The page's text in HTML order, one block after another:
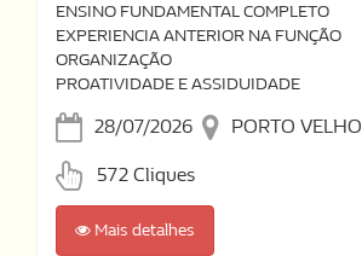
ENSINO FUNDAMENTAL COMPLETO
EXPERIENCIA ANTERIOR NA FUNÇÃO
ORGANIZAÇÃO
PROATIVIDADE E ASSIDUIDADE
28/07/2026 PORTO VELHO
572 Cliques
Mais detalhes